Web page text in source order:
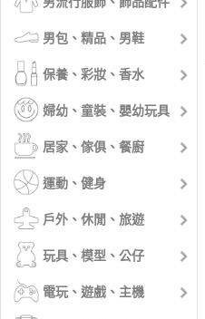
男包、精品、男鞋
保養、彩妝、香水
婦幼、童裝、嬰幼玩具
居家、傢俱、餐廚
運動、健身
戶外、休閒、旅遊
玩具、模型、公仔
電玩、遊戲、主機